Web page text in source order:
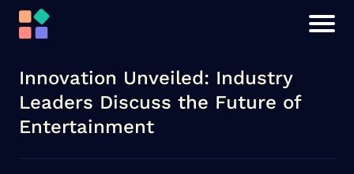
Innovation Unveiled: Industry
Leaders Discuss the Future of
Entertainment